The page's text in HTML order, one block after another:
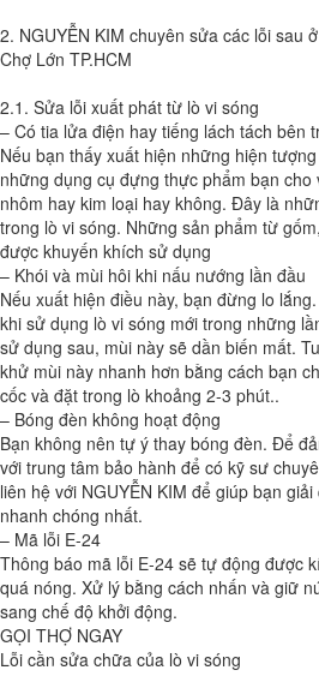
2. NGUYỄN KIM chuyên sửa các lỗi sau
Chợ Lớn TP.HCM
2.1. Sửa lỗi xuất phát từ lò vi sóng
– Có tia lửa điện hay tiếng lách tách bên
Nếu bạn thấy xuất hiện những hiện
những dụng cụ đựng thực phẩm bạn cho
nhôm hay kim loại hay không. Đây là
trong lò vi sóng. Những sản phẩm từ
được khuyến khích sử dụng
– Khói và mùi hôi khi nấu nướng lần đầu
Nếu xuất hiện điều này, bạn đừng lo
khi sử dụng lò vi sóng mới trong những
sử dụng sau, mùi này sẽ dần biến mất.
khử mùi này nhanh hơn bằng cách bạn
cốc và đặt trong lò khoảng 2-3 phút..
– Bóng đèn không hoạt động
Bạn không nên tự ý thay bóng đèn. Để
với trung tâm bảo hành để có kỹ sư
liên hệ với NGUYỄN KIM để giúp bạn
nhanh chóng nhất.
– Mã lỗi E-24
Thông báo mã lỗi E-24 sẽ tự động được
quá nóng. Xử lý bằng cách nhấn và giữ
sang chế độ khởi động.
GỌI THỢ NGAY
Lỗi cần sửa chữa của lò vi sóng